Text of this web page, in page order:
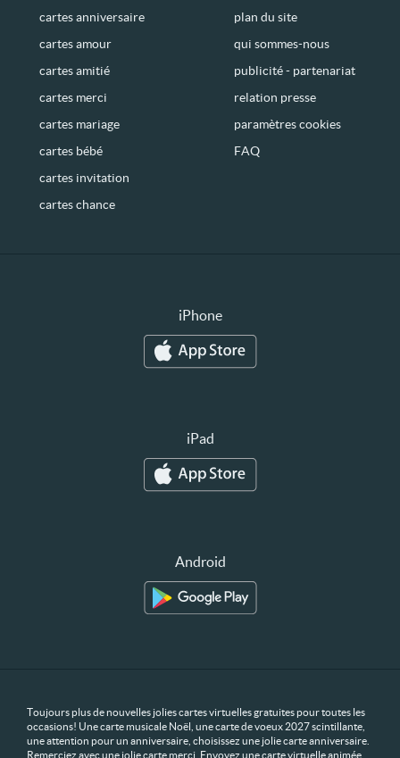
cartes anniversaire
cartes amour
cartes amitié
cartes merci
cartes mariage
cartes bébé
cartes invitation
cartes chance
plan du site
qui sommes-nous
publicité - partenariat
relation presse
paramètres cookies
FAQ
iPhone
iPad
Android
Toujours plus de nouvelles jolies cartes virtuelles gratuites pour toutes les
occasions! Une carte musicale Noël, une carte de voeux 2027 scintillante,
une attention pour un anniversaire, choisissez une jolie carte anniversaire.
Remerciez avec une jolie carte merci. Envoyez une carte virtuelle animée,